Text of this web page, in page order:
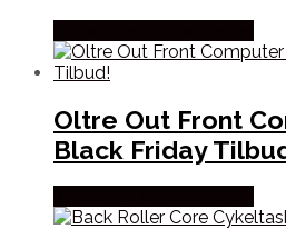
Oltre Out Front
Black Friday